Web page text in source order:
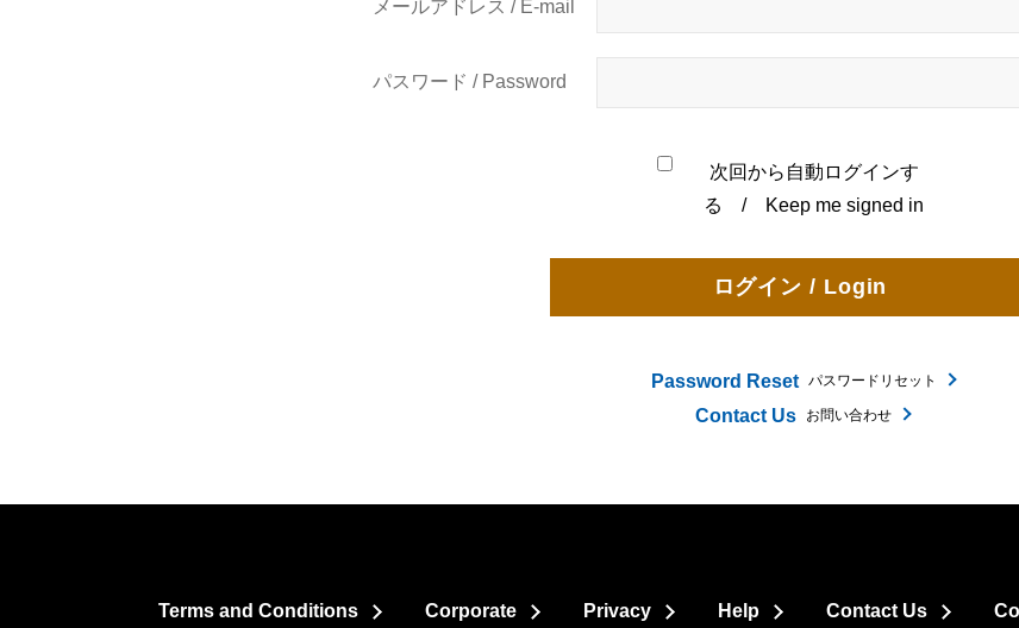
メールアドレス / E-mail
パスワード / Password
次回から自動ログインす
る / Keep me signed in
Password Reset パスワードリセット
Contact Us お問い合わせ
Terms and Conditions Corporate Privacy Help Contact Us